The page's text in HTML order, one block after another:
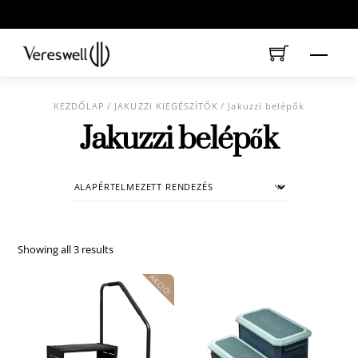
to
content
Menu
KEZDŐLAP / JAKUZZI KIEGÉSZÍTŐK / Jakuzzi belépők
Jakuzzi belépők
Showing all 3 results
AKCIÓ!